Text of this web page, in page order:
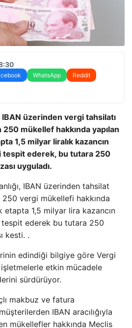
WhatsApp
Reddit
üzerinden vergi tahsilatı
mükellef hakkında yapılan
1,5 milyar liralık kazancın
tespit ederek, bu tutara 250
uyguladı.
IBAN üzerinden tahsilat
vergi mükellefi hakkında
etapta 1,5 milyar lira kazancın
tespit ederek bu tutara 250
kesti. .
edindiği bilgiye göre Vergi
işletmelerle etkin mücadele
sürdürüyor.
makbuz ve fatura
IBAN aracılığıyla
mükellefler hakkında Meclis